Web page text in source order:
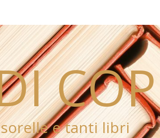
e tanti libri